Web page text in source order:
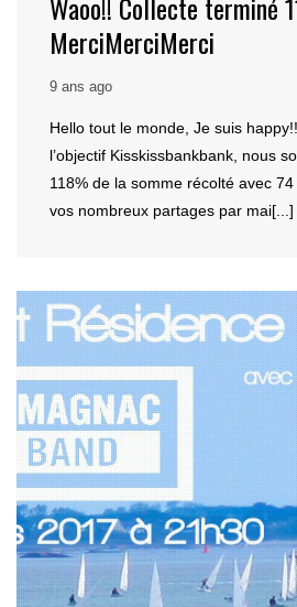
MerciMerciMerci
9 ans ago
Hello tout le monde, Je suis
l’objectif Kisskissbankbank, nous
118% de la somme récolté avec
vos nombreux partages par mai[...]